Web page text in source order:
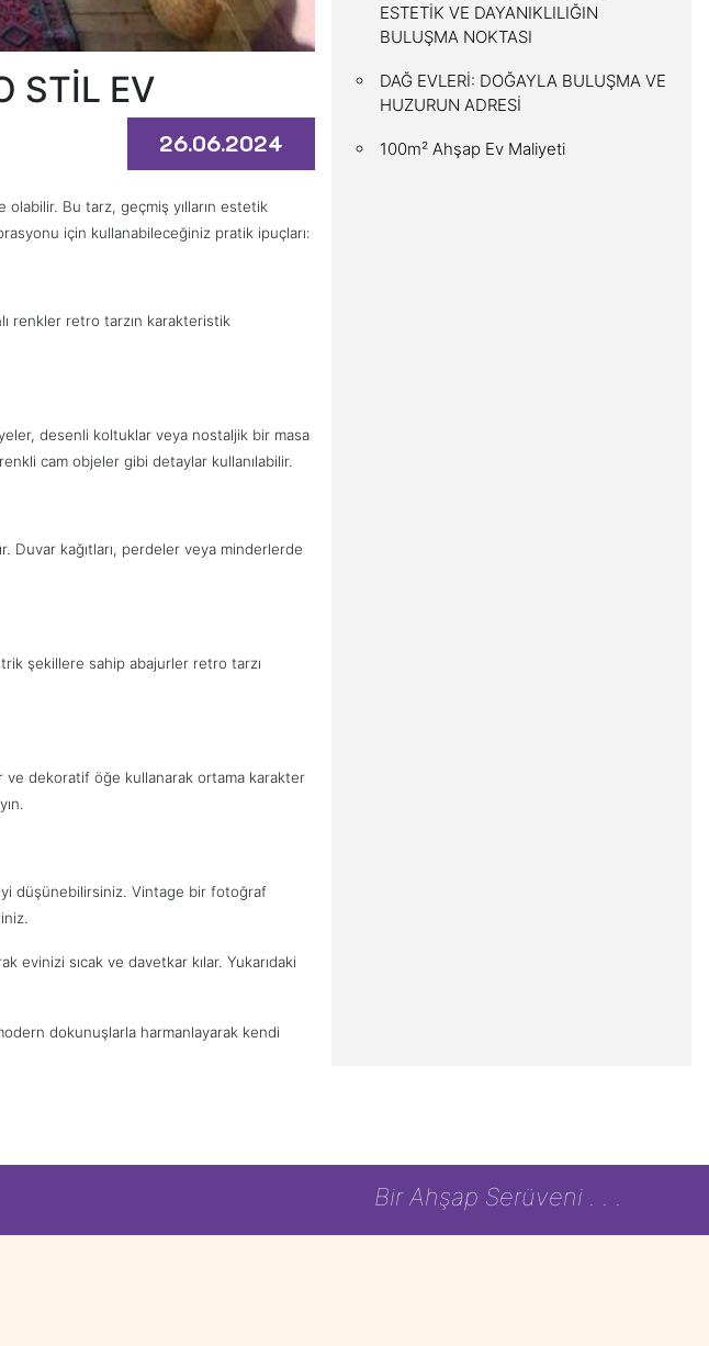
ESTETİK VE DAYANIKLILIĞIN
BULUŞMA NOKTASI
DAĞ EVLERİ: DOĞAYLA BULUŞMA VE
HUZURUN ADRESİ
100m² Ahşap Ev Maliyeti
STİL EV
26.06.2024
olabilir. Bu tarz, geçmiş yılların estetik
için kullanabileceğiniz pratik ipuçları:
renkler retro tarzın karakteristik
desenli koltuklar veya nostaljik bir masa
cam objeler gibi detaylar kullanılabilir.
Duvar kağıtları, perdeler veya minderlerde
şekillere sahip abajurler retro tarzı
ve dekoratif öğe kullanarak ortama karakter
düşünebilirsiniz. Vintage bir fotoğraf
sıcak ve davetkar kılar. Yukarıdaki
dokunuşlarla harmanlayarak kendi
Bir Ahşap Serüveni . . .